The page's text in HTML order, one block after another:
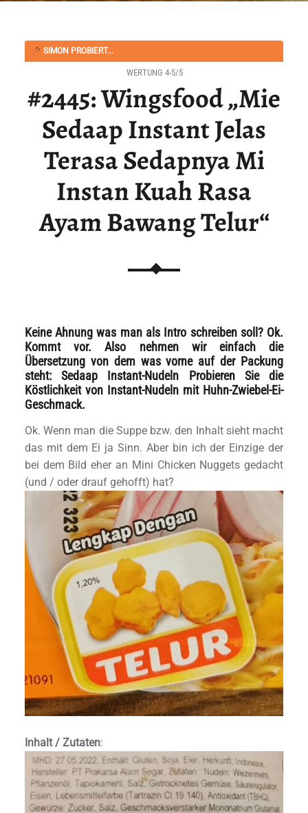
SIMON PROBIERT...
#2445: Wingsfood „Mie
Sedaap Instant Jelas
Terasa Sedapnya Mi
Instan Kuah Rasa
Ayam Bawang Telur“
WERTUNG 4-5/5
Keine Ahnung was man als Intro schreiben soll? Ok.
Kommt vor. Also nehmen wir einfach die
Übersetzung von dem was vorne auf der Packung
steht: Sedaap Instant-Nudeln Probieren Sie die
Köstlichkeit von Instant-Nudeln mit Huhn-Zwiebel-Ei-
Geschmack.
Ok. Wenn man die Suppe bzw. den Inhalt sieht macht
das mit dem Ei ja Sinn. Aber bin ich der Einzige der
bei dem Bild eher an Mini Chicken Nuggets gedacht
(und / oder drauf gehofft) hat?
Inhalt / Zutaten: